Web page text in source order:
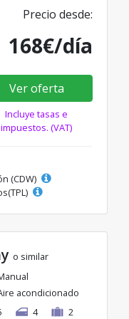
Precio desde:
168€/día
Ver oferta
Incluye tasas e
impuestos. (VAT)
(CDW)
o similar
acondicionado
4 2